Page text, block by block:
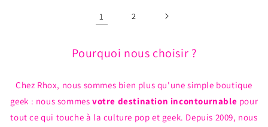
1 2
Pourquoi nous choisir ?
Chez Rhox, nous sommes bien plus qu'une simple boutique
geek : nous sommesvotre destination incontournable pour
tout ce qui touche à la culture pop et geek. Depuis 2009, nous